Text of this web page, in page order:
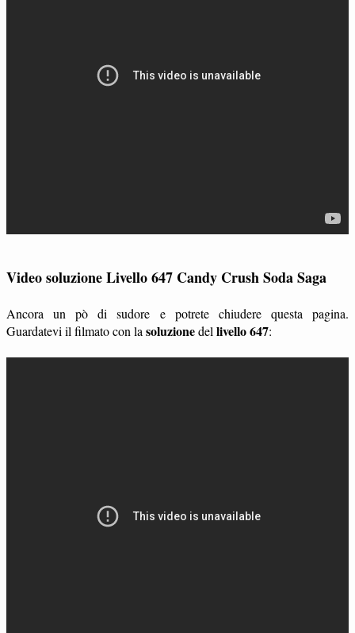
Video soluzione Livello 647 Candy Crush Soda Saga
Ancora un pò di sudore e potrete chiudere questa pagina.
Guardatevi il filmato con la soluzionedel livello 647: